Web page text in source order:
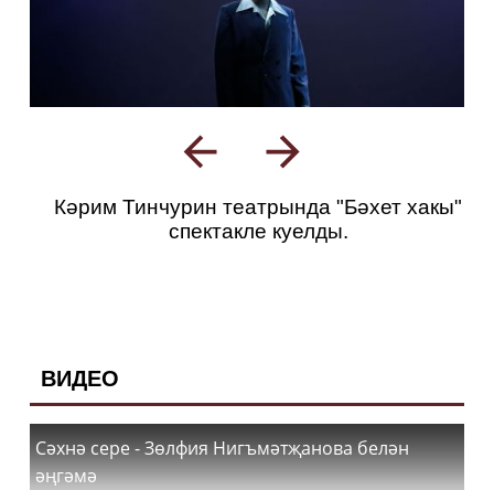
Кәрим Тинчурин театрында "Бәхет хакы"
спектакле куелды.
ВИДЕО
Сәхнә сере - Зөлфия Нигъмәтҗанова белән
әңгәмә